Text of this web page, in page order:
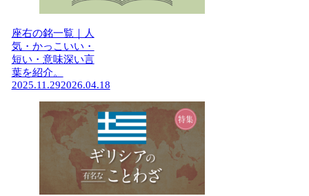
座右の銘一覧｜人
気・かっこいい・
短い・意味深い言
葉を紹介。
2025.11.292026.04.18